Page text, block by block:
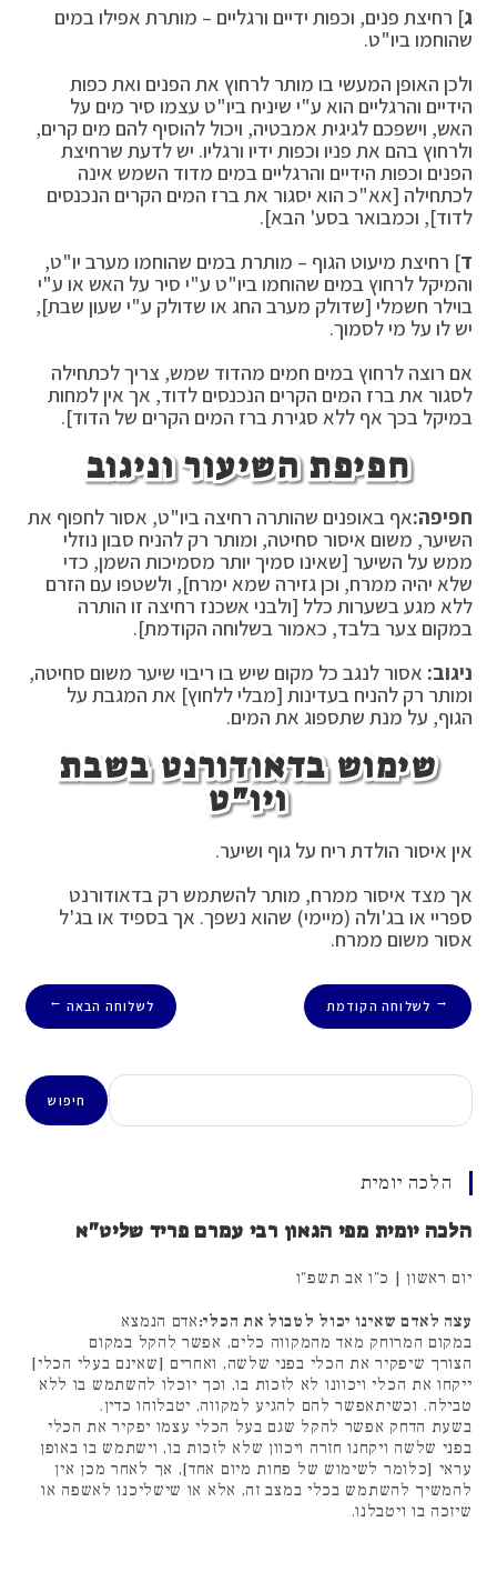
ג] רחיצת פנים, וכפות ידיים ורגליים – מותרת אפילו במים
שהוחמו ביו"ט.
ולכן האופן המעשי בו מותר לרחוץ את הפנים ואת כפות
הידיים והרגליים הוא ע"י שיניח ביו"ט עצמו סיר מים על
האש, וישפכם לגיגית אמבטיה, ויכול להוסיף להם מים קרים,
ולרחוץ בהם את פניו וכפות ידיו ורגליו. יש לדעת שרחיצת
הפנים וכפות הידיים והרגליים במים מדוד השמש אינה
לכתחילה [אא"כ הוא יסגור את ברז המים הקרים הנכנסים
לדוד], וכמבואר בסע' הבא].
ד] רחיצת מיעוט הגוף – מותרת במים שהוחמו מערב יו"ט,
והמיקל לרחוץ במים שהוחמו ביו"ט ע"י סיר על האש או ע"י
בוילר חשמלי [שדולק מערב החג או שדולק ע"י שעון שבת],
יש לו על מי לסמוך.
אם רוצה לרחוץ במים חמים מהדוד שמש, צריך לכתחילה
לסגור את ברז המים הקרים הנכנסים לדוד, אך אין למחות
במיקל בכך אף ללא סגירת ברז המים הקרים של הדוד].
חפיפת השיעור וניגוב
חפיפה:אף באופנים שהותרה רחיצה ביו"ט, אסור לחפוף את
השיער, משום איסור סחיטה, ומותר רק להניח סבון נוזלי
ממש על השיער [שאינו סמיך יותר מסמיכות השמן, כדי
שלא יהיה ממרח, וכן גזירה שמא ימרח], ולשטפו עם הזרם
ללא מגע בשערות כלל [ולבני אשכנז רחיצה זו הותרה
במקום צער בלבד, כאמור בשלוחה הקודמת].
ניגוב: אסור לנגב כל מקום שיש בו ריבוי שיער משום סחיטה,
ומותר רק להניח בעדינות [מבלי ללחוץ] את המגבת על
הגוף, על מנת שתספוג את המים.
שימוש בדאודורנט בשבת
ויו"ט
אין איסור הולדת ריח על גוף ושיער.
אך מצד איסור ממרח, מותר להשתמש רק בדאודורנט
ספריי או בג'ולה (מיימי) שהוא נשפך. אך בספיד או בג'ל
אסור משום ממרח.
← לשלוחה הקודמת לשלוחה הבאה →
חיפוש
חיפוש
הלכה יומית
הלכה יומית מפי הגאון רבי עמרם פריד שליט"א
יום ראשון | כ"ו אב תשפ"ו
עצה לאדם שאינו יכול לטבול את הכלי:אדם הנמצא
במקום המרוחק מאד מהמקווה כלים, אפשר להקל במקום
הצורך שיפקיר את הכלי בפני שלשה, ואחרים [שאינם בעלי הכלי]
ייקחו את הכלי ויכוונו לא לזכות בו, וכך יוכלו להשתמש בו ללא
טבילה. וכשיתאפשר להם להגיע למקווה, יטבלוהו כדין.
בשעת הדחק אפשר להקל שגם בעל הכלי עצמו יפקיר את הכלי
בפני שלשה ויקחנו חזרה ויכוון שלא לזכות בו, וישתמש בו באופן
עראי [כלומר לשימוש של פחות מיום אחד], אך לאחר מכן אין
להמשיך להשתמש בכלי במצב זה, אלא או שישליכנו לאשפה או
שיזכה בו ויטבלנו.